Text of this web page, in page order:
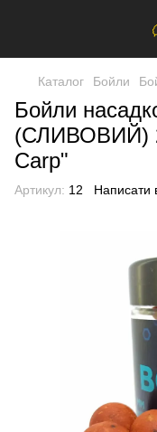
Каталог Бойли
Бойли
(СЛИВОВИЙ)
Carp"
Артикул: 12 Написати